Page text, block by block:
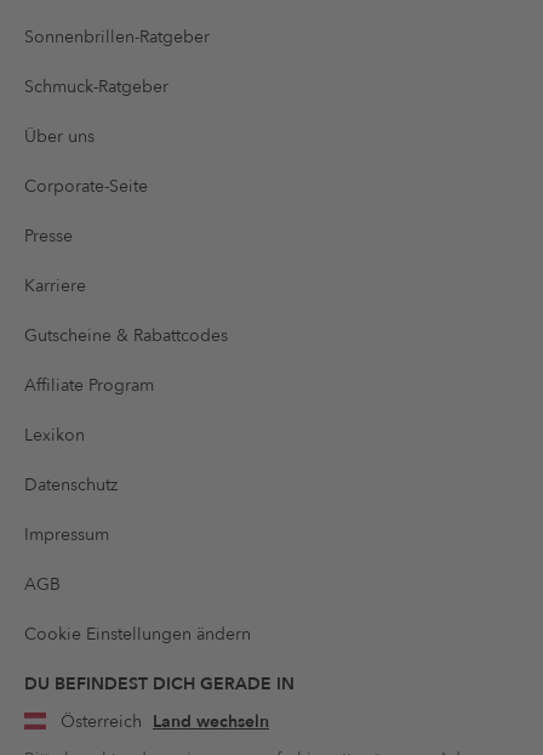
Sonnenbrillen-Ratgeber
Schmuck-Ratgeber
Über uns
Corporate-Seite
Presse
Karriere
Gutscheine & Rabattcodes
Affiliate Program
Lexikon
Datenschutz
Impressum
AGB
Cookie Einstellungen ändern
DU BEFINDEST DICH GERADE IN
Österreich Land wechseln